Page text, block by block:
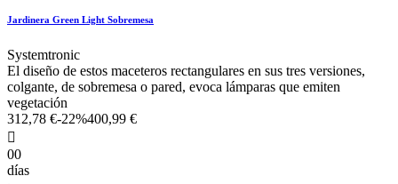
Jardinera Green Light Sobremesa
Systemtronic
El diseño de estos maceteros rectangulares en sus tres versiones,
colgante, de sobremesa o pared, evoca lámparas que emiten
vegetación
312,78 €-22%400,99 €

00
días